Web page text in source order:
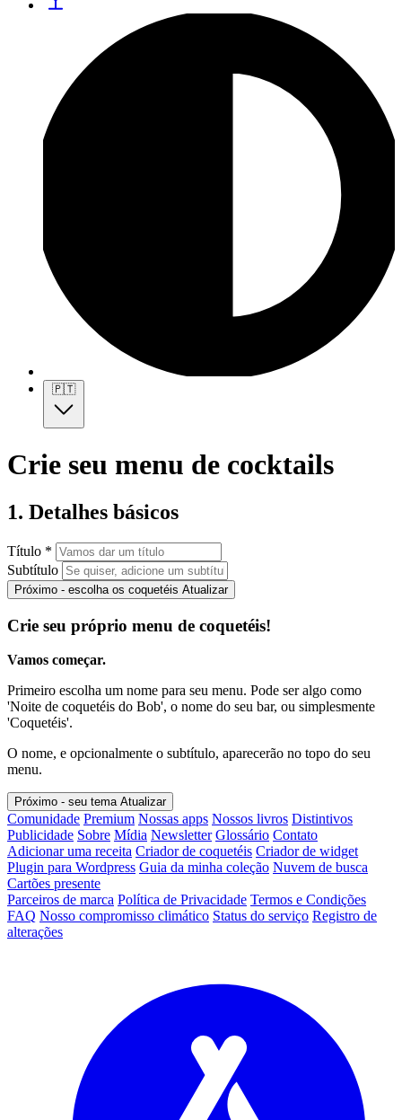
🇵🇹
Crie seu menu de cocktails
1. Detalhes básicos
Título *
Subtítulo
Próximo - escolha os coquetéis Atualizar
Crie seu próprio menu de coquetéis!
Vamos começar.
Primeiro escolha um nome para seu menu. Pode ser algo como
'Noite de coquetéis do Bob', o nome do seu bar, ou simplesmente
'Coquetéis'.
O nome, e opcionalmente o subtítulo, aparecerão no topo do seu
menu.
Próximo - seu tema Atualizar
Comunidade Premium Nossas apps Nossos livros Distintivos
Publicidade Sobre Mídia Newsletter Glossário Contato
Adicionar uma receita Criador de coquetéis Criador de widget
Plugin para Wordpress Guia da minha coleção Nuvem de busca
Cartões presente
Parceiros de marca Política de Privacidade Termos e Condições
FAQ Nosso compromisso climático Status do serviço Registro de
alterações